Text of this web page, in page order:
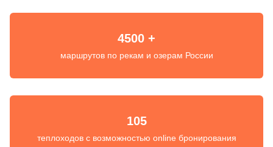
4500 +
маршрутов по рекам и озерам России
105
теплоходов с возможностью online бронирования